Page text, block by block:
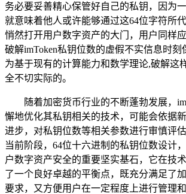
务必要妥善精心保管好自己的私钥，因为
就意味着他人或许能够通过这64位字符所代
悄然打开用户数字资产的大门，用户同样
破解imToken私钥位数的虚假不实信息时刻
为基于现有的计算能力和数学理论,破解这
全不切实际的。
随着加密货币行业的不断蓬勃发展，
懈地优化其私钥相关的技术，可能会依据
进步，对私钥位数等相关参数进行审慎评
当前阶段，64位十六进制的私钥位数设计
户数字资产安全的重要坚实基石，它在技
了一个良好卓越的平衡点，既充分满足了
要求，又方便用户在一定程度上进行管理